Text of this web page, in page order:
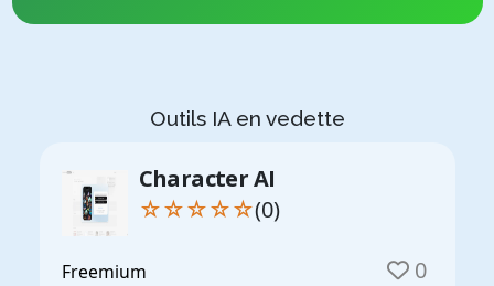
Outils IA en vedette
Character AI
☆☆☆☆☆(0)
Freemium 0